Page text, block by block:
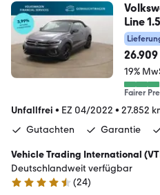
Line
19%
Fairer
Unfallfrei • EZ 04/2022 • 27.852
Gutachten
Garantie
Vehicle Trading International
Deutschlandweit verfügbar
4.4 Sterne
(24)